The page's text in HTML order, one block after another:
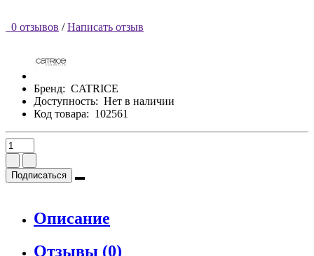
0 отзывов / Написать отзыв
Бренд: CATRICE
Доступность: Нет в наличии
Код товара: 102561
Подписаться
Описание
Отзывы (0)